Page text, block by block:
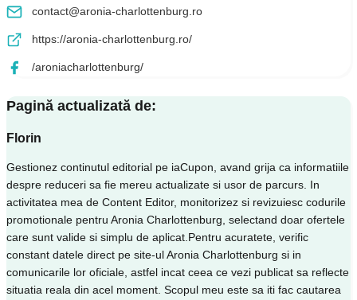
contact@aronia-charlottenburg.ro
https://aronia-charlottenburg.ro/
/aroniacharlottenburg/
Pagină actualizată de:
Florin
Gestionez continutul editorial pe iaCupon, avand grija ca informatiile
despre reduceri sa fie mereu actualizate si usor de parcurs. In
activitatea mea de Content Editor, monitorizez si revizuiesc codurile
promotionale pentru Aronia Charlottenburg, selectand doar ofertele
care sunt valide si simplu de aplicat.Pentru acuratete, verific
constant datele direct pe site-ul Aronia Charlottenburg si in
comunicarile lor oficiale, astfel incat ceea ce vezi publicat sa reflecte
situatia reala din acel moment. Scopul meu este sa iti fac cautarea